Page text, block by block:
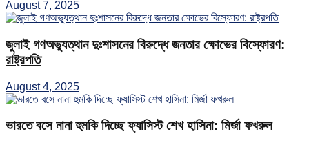
August 7, 2025
জুলাই গণঅভ্যুত্থান দুঃশাসনের বিরুদ্ধে জনতার ক্ষোভের বিস্ফোরণ:
রাষ্ট্রপতি
August 4, 2025
ভারতে বসে নানা হুমকি দিচ্ছে ফ্যাসিস্ট শেখ হাসিনা: মির্জা ফখরুল